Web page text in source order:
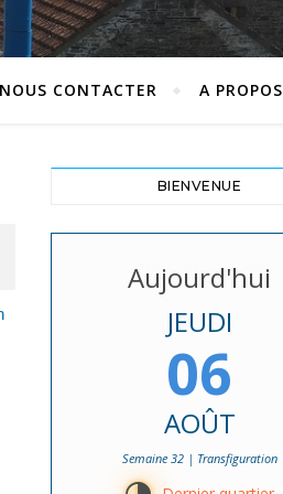
NOUS CONTACTER A PROPOS
BIENVENUE
Aujourd'hui
JEUDI
06
AOÛT
Semaine 32 | Transfiguration